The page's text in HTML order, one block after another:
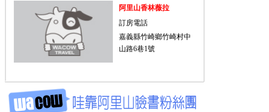
阿里山香林薇拉
訂房電話
嘉義縣竹崎鄉竹崎村中
山路6巷1號